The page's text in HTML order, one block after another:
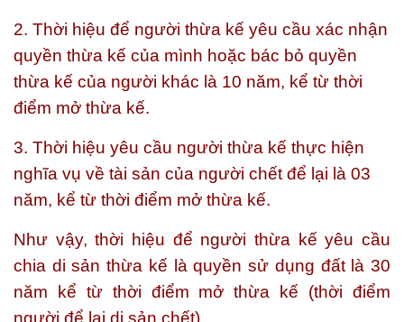
2. Thời hiệu để người thừa kế yêu cầu xác nhận
quyền thừa kế của mình hoặc bác bỏ quyền
thừa kế của người khác là 10 năm, kể từ thời
điểm mở thừa kế.
3. Thời hiệu yêu cầu người thừa kế thực hiện
nghĩa vụ về tài sản của người chết để lại là 03
năm, kể từ thời điểm mở thừa kế.
Như vậy, thời hiệu để người thừa kế yêu cầu
chia di sản thừa kế là quyền sử dụng đất là 30
năm kể từ thời điểm mở thừa kế (thời điểm
người để lại di sản chết).